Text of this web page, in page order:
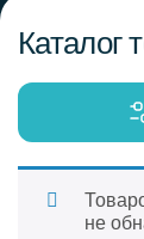
Каталог
не